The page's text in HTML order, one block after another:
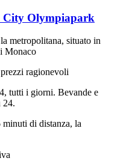
City Olympiapark
metropolitana, situato in
Monaco
ragionevoli
tutti i giorni. Bevande e
24.
di distanza, la